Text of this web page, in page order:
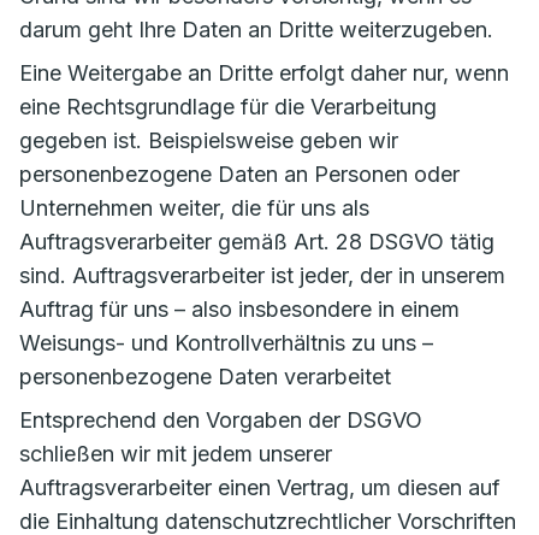
darum geht Ihre Daten an Dritte weiterzugeben.
Eine Weitergabe an Dritte erfolgt daher nur, wenn
eine Rechtsgrundlage für die Verarbeitung
gegeben ist. Beispielsweise geben wir
personenbezogene Daten an Personen oder
Unternehmen weiter, die für uns als
Auftragsverarbeiter gemäß Art. 28 DSGVO tätig
sind. Auftragsverarbeiter ist jeder, der in unserem
Auftrag für uns – also insbesondere in einem
Weisungs- und Kontrollverhältnis zu uns –
personenbezogene Daten verarbeitet
Entsprechend den Vorgaben der DSGVO
schließen wir mit jedem unserer
Auftragsverarbeiter einen Vertrag, um diesen auf
die Einhaltung datenschutzrechtlicher Vorschriften